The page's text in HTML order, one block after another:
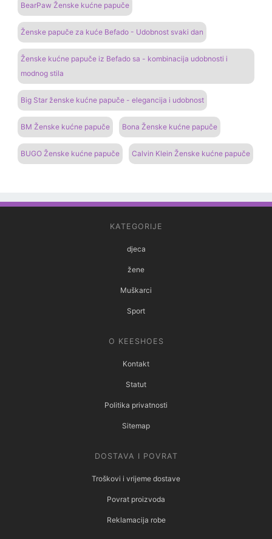
BearPaw Ženske kućne papuče
Ženske papuče za kuće Befado - Udobnost svaki dan
Ženske kućne papuče iz Befado sa - kombinacija udobnosti i
modnog stila
Big Star ženske kućne papuče - elegancija i udobnost
BM Ženske kućne papuče Bona Ženske kućne papuče
BUGO Ženske kućne papuče Calvin Klein Ženske kućne papuče
KATEGORIJE
djeca
žene
Muškarci
Sport
O KEESHOES
Kontakt
Statut
Politika privatnosti
Sitemap
DOSTAVA I POVRAT
Troškovi i vrijeme dostave
Povrat proizvoda
Reklamacija robe